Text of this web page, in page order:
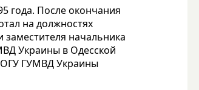
года. После окончания
на должностях
начальника
Украины в Одесской
ГУМВД Украины